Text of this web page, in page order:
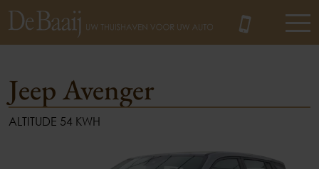
Jeep Avenger
ALTITUDE 54 KWH